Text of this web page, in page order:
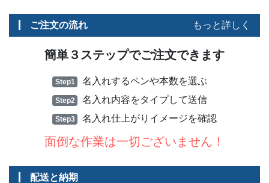
ご注文の流れ もっと詳しく
簡単３ステップでご注文できます
Step1 名入れするペンや本数を選ぶ
Step2 名入れ内容をタイプして送信
Step3 名入れ仕上がりイメージを確認
面倒な作業は一切ございません！
配送と納期